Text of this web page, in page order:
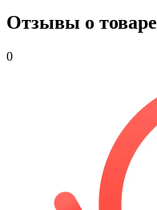
Отзывы о товаре
0